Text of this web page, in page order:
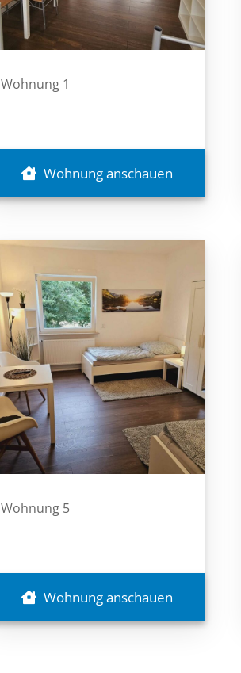
Wohnung 1
Wohnung anschauen
Wohnung 5
Wohnung anschauen